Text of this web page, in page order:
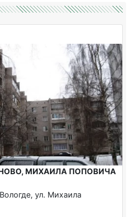
МИХАИЛА ПОПОВИЧА
ул. Михаила